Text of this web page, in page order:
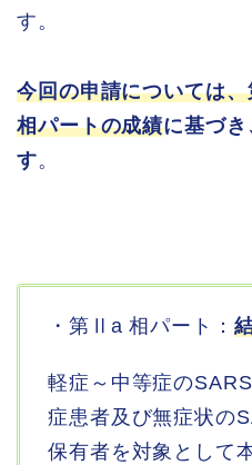
す。
今回の申請については
相パートの成績に基づ
す。
・第Ⅱa 相パート：
軽症～中等症の
症患者及び無症状の
保有者を対象として